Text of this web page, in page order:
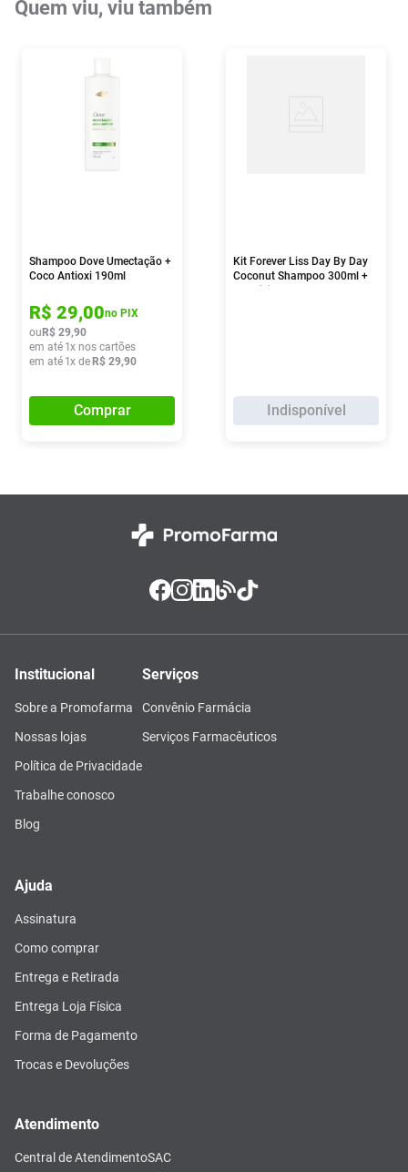
Quem viu, viu também
Shampoo Dove Umectação +
Coco Antioxi 190ml
R$ 29,00no PIX
ou R$ 29,90
em até 1x nos cartões
em até 1x de R$ 29,90
Comprar
Kit Forever Liss Day By Day
Coconut Shampoo 300ml +
Indisponível
Institucional
Sobre a Promofarma
Nossas lojas
Política de Privacidade
Trabalhe conosco
Blog
Serviços
Convênio Farmácia
Serviços Farmacêuticos
Ajuda
Assinatura
Como comprar
Entrega e Retirada
Entrega Loja Física
Forma de Pagamento
Trocas e Devoluções
Atendimento
Central de AtendimentoSAC